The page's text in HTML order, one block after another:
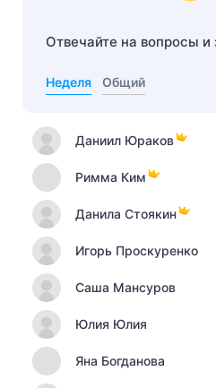
Отвечайте на вопросы
Неделя Общий
Даниил Юраков
Римма Ким
Данила Стоякин
Игорь Проскуренко
Саша Мансуров
Юлия Юлия
Яна Богданова